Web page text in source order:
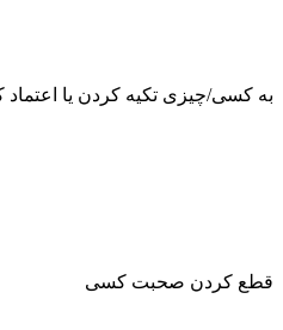
به کسی/چیزی تکیه کردن یا اعتماد
قطع کردن صحبت کسی